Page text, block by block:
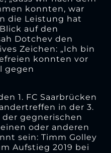
konnten, war
die Leistung hat
auf den
Dotchev den
Zeichen: „Ich bin
konnten vor
gegen
1. FC Saarbrücken
in der 3.
der gegnerischen
oder anderen
sein: Timm Golley
Aufstieg 2019 bei